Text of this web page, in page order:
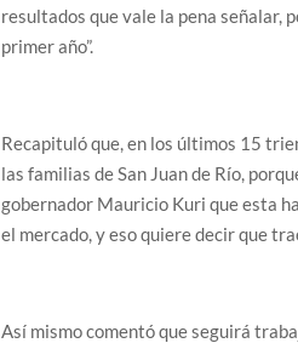
resultados que vale la pena señalar,
primer año”.
Recapituló que, en los últimos 15
las familias de San Juan de Río,
gobernador Mauricio Kuri que esta
el mercado, y eso quiere decir que
Así mismo comentó que seguirá